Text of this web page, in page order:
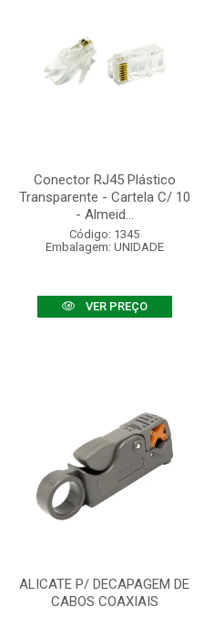
Conector RJ45 Plástico
Transparente - Cartela C/ 10
- Almeid...
Código: 1345
Embalagem: UNIDADE
VER PREÇO
ALICATE P/ DECAPAGEM DE
CABOS COAXIAIS